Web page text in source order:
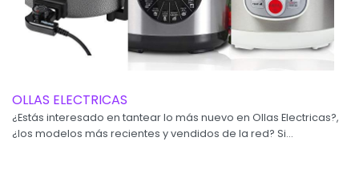
OLLAS ELECTRICAS
¿Estás interesado en tantear lo más nuevo en Ollas Electricas?,
¿los modelos más recientes y vendidos de la red? Si...